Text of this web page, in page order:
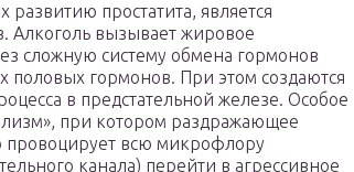
простатита, является
Алкоголь вызывает жировое
сложную систему обмена гормонов
половых гормонов. При этом создаются
в предстательной железе. Особое
при котором раздражающее
всю микрофлору
канала) перейти в агрессивное